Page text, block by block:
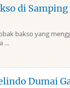
di
bakso yang
...
Dumai